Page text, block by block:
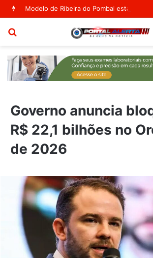
Governo anuncia
R$ 22,1 bilhões no
de 2026